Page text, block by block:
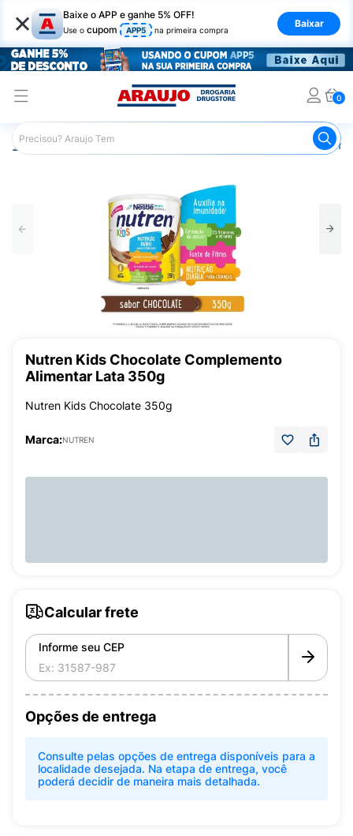
× Baixe o APP e ganhe 5% OFF!
Use o cupom APP5 na primeira compra
Baixar
0
Araujo Infantil Suplemento
Nutren Kids Chocolate Complemento
Alimentar Lata 350g
Nutren Kids Chocolate 350g
Marca:NUTREN
Calcular frete
Informe seu CEP
Opções de entrega
Consulte pelas opções de entrega disponíveis para a
localidade desejada. Na etapa de entrega, você
poderá decidir de maneira mais detalhada.